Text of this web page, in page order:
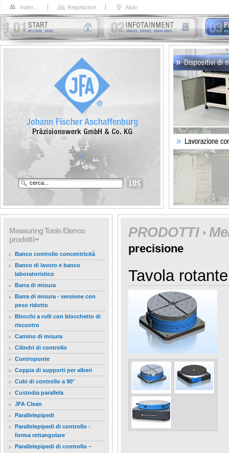
Index... Regolazioni Aiuto
Measuring ToolsElenco
prodotti
Banco controllo concentricità
Banco di lavoro e banco
laboratoristico
Barra di misura
Barra di misura - versione con
peso ridotto
Blocchi a rulli con blocchetto di
riscontro
Camino di misura
Cilindri di controllo
Contropunte
Coppia di supporti per alberi
Cubi di controllo a 90°
Custodia parallela
JFA Clean
Parallelepipedi
Parallelepipedi di controllo -
forma rettangolare
Parallelepipedi di controllo –
PRODOTTI
precisione
Tavola